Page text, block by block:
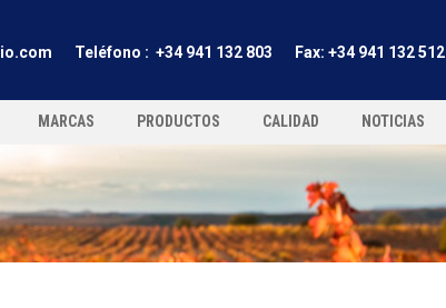
Teléfono : +34 941 132 803 Fax: +34 941 132 512
MARCAS PRODUCTOS CALIDAD NOTICIAS